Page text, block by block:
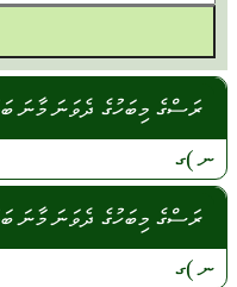
ރަސްގެ މިބަހުގެ ދެވަނަ މާނަ
ނ )ގ
ރަސްގެ މިބަހުގެ ދެވަނަ މާނަ
ނ)ގ